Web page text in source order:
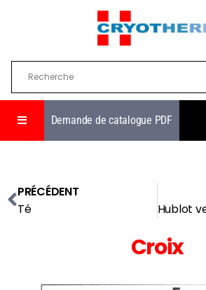
Demande de catalogue PDF
PRÉCÉDENT
Té
Croix